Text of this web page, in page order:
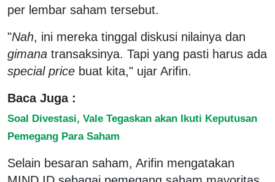
per lembar saham tersebut.
"Nah, ini mereka tinggal diskusi nilainya dan
gimana transaksinya. Tapi yang pasti harus ada
special price buat kita," ujar Arifin.
Baca Juga :
Soal Divestasi, Vale Tegaskan akan Ikuti Keputusan
Pemegang Para Saham
Selain besaran saham, Arifin mengatakan